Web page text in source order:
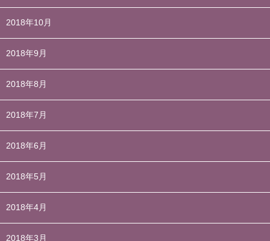
2018年10月
2018年9月
2018年8月
2018年7月
2018年6月
2018年5月
2018年4月
2018年3月